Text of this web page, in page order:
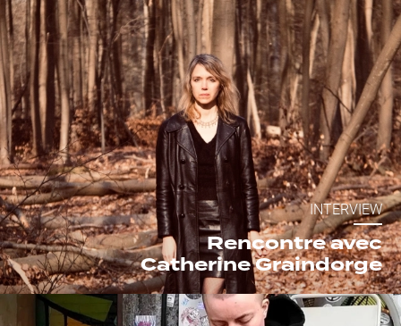
INTERVIEW
Rencontre avec
Catherine Graindorge